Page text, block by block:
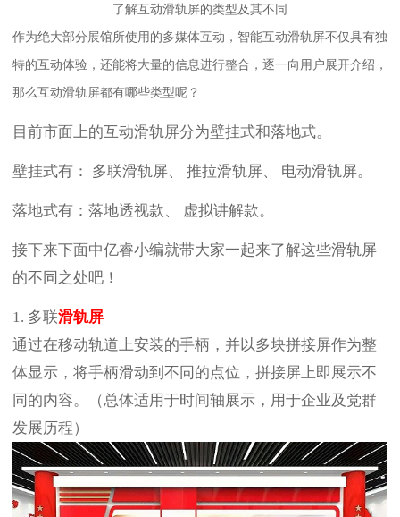
了解互动滑轨屏的类型及其不同
作为绝大部分展馆所使用的多媒体互动，智能互动滑轨屏不仅具有独
特的互动体验，还能将大量的信息进行整合，逐一向用户展开介绍，
那么互动滑轨屏都有哪些类型呢？
目前市面上的互动滑轨屏分为壁挂式和落地式。
壁挂式有： 多联滑轨屏、 推拉滑轨屏、 电动滑轨屏。
落地式有：落地透视款、 虚拟讲解款。
接下来下面中亿睿小编就带大家一起来了解这些滑轨屏
的不同之处吧！
1. 多联滑轨屏
通过在移动轨道上安装的手柄，并以多块拼接屏作为整
体显示，将手柄滑动到不同的点位，拼接屏上即展示不
同的内容。（总体适用于时间轴展示，用于企业及党群
发展历程）